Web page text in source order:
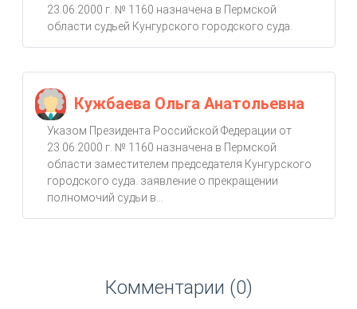
23.06.2000 г. № 1160 назначена в Пермской
области судьей Кунгурского городского суда.
Кужбаева Ольга Анатольевна
Указом Президента Российской Федерации от
23.06.2000 г. № 1160 назначена в Пермской
области заместителем председателя Кунгурского
городского суда. заявление о прекращении
полномочий судьи в...
Комментарии (0)